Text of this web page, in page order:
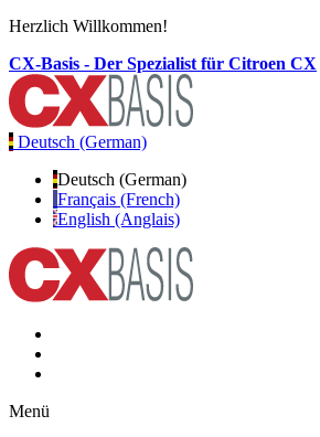
Herzlich Willkommen!
CX-Basis - Der Spezialist für Citroen CX
Deutsch (German)
Deutsch (German)
Français (French)
English (Anglais)
Menü